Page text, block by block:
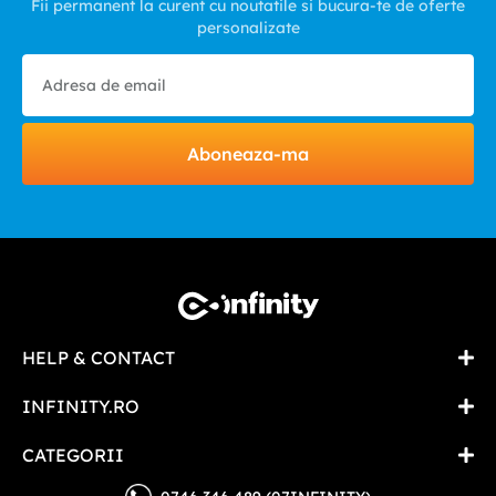
Fii permanent la curent cu noutatile si bucura-te de oferte
personalizate
Aboneaza-ma
HELP & CONTACT
INFINITY.RO
CATEGORII